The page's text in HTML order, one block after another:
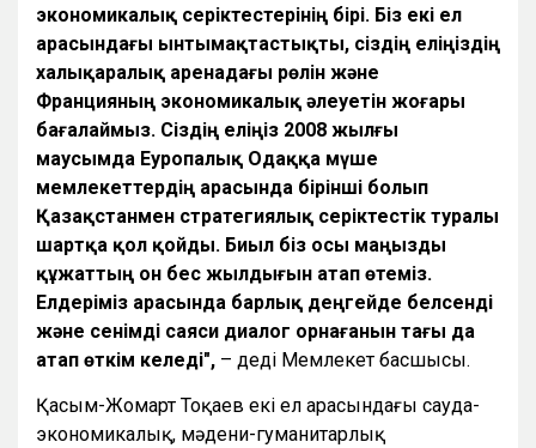
экономикалық серіктестерінің бірі. Біз екі ел
арасындағы ынтымақтастықты, сіздің еліңіздің
халықаралық аренадағы рөлін және
Францияның экономикалық әлеуетін жоғары
бағалаймыз. Сіздің еліңіз 2008 жылғы
маусымда Еуропалық Одаққа мүше
мемлекеттердің арасында бірінші болып
Қазақстанмен стратегиялық серіктестік туралы
шартқа қол қойды. Биыл біз осы маңызды
құжаттың он бес жылдығын атап өтеміз.
Елдеріміз арасында барлық деңгейде белсенді
және сенімді саяси диалог орнағанын тағы да
атап өткім келеді", – деді Мемлекет басшысы.
Қасым-Жомарт Тоқаев екі ел арасындағы сауда-
экономикалық, мәдени-гуманитарлық